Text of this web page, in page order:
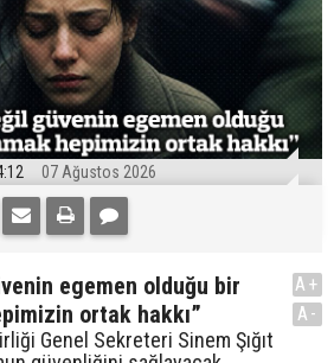
07 Ağustos 2026
egemen olduğu bir
ortak hakkı”
Genel Sekreteri Sinem Şığıt
A+
A-